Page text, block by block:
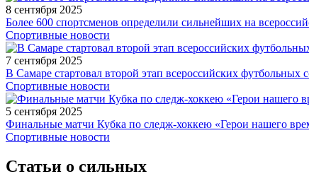
8 сентября 2025
Более 600 спортсменов определили сильнейших на
Спортивные новости
7 сентября 2025
В Самаре стартовал второй этап всероссийских футбольных
Спортивные новости
5 сентября 2025
Финальные матчи Кубка по следж-хоккею «Герои нашего
Спортивные новости
Статьи о сильных